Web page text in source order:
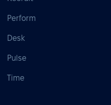
Perform
Desk
Pulse
Time